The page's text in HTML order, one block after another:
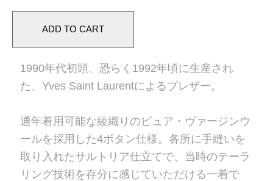
1990年代初頭、恐らく1992年頃に生産され
た、Yves Saint Laurentによるブレザー。
通年着用可能な綾織りのピュア・ヴァージンウ
ールを採用した4ボタン仕様。各所に手縫いを
取り入れたサルトリア仕立てで、当時のテーラ
リング技術を存分に感じていただける一着で